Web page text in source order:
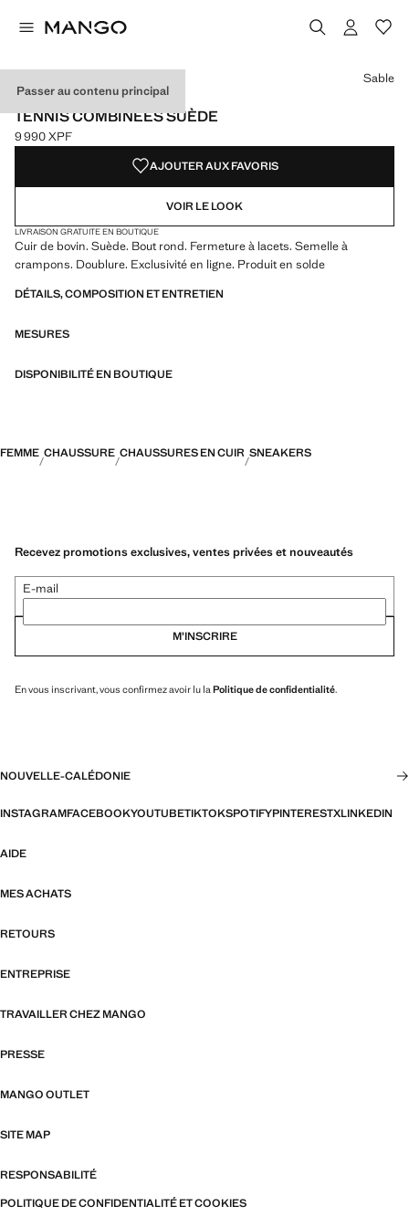
Passer au contenu principal
EXCLUSIVITÉ INTERNET
TENNIS COMBINÉES SUÈDE
Prix actuel [9 990 XPF ]
9 990 XPF
Choisissez une couleur
Sable
AJOUTER AUX FAVORIS
VOIR LE LOOK
LIVRAISON GRATUITE EN BOUTIQUE
Cuir de bovin. Suède. Bout rond. Fermeture à lacets. Semelle à
crampons. Doublure. Exclusivité en ligne. Produit en solde
DÉTAILS, COMPOSITION ET ENTRETIEN
MESURES
DISPONIBILITÉ EN BOUTIQUE
FEMME CHAUSSURE CHAUSSURES EN CUIR SNEAKERS
Recevez promotions exclusives, ventes privées et nouveautés
E-mail
M’INSCRIRE
En vous inscrivant, vous confirmez avoir lu la Politique de confidentialité.
NOUVELLE-CALÉDONIE
INSTAGRAMFACEBOOKYOUTUBETIKTOKSPOTIFYPINTERESTXLINKEDIN
AIDE
MES ACHATS
RETOURS
ENTREPRISE
TRAVAILLER CHEZ MANGO
PRESSE
MANGO OUTLET
SITE MAP
RESPONSABILITÉ
POLITIQUE DE CONFIDENTIALITÉ ET COOKIES